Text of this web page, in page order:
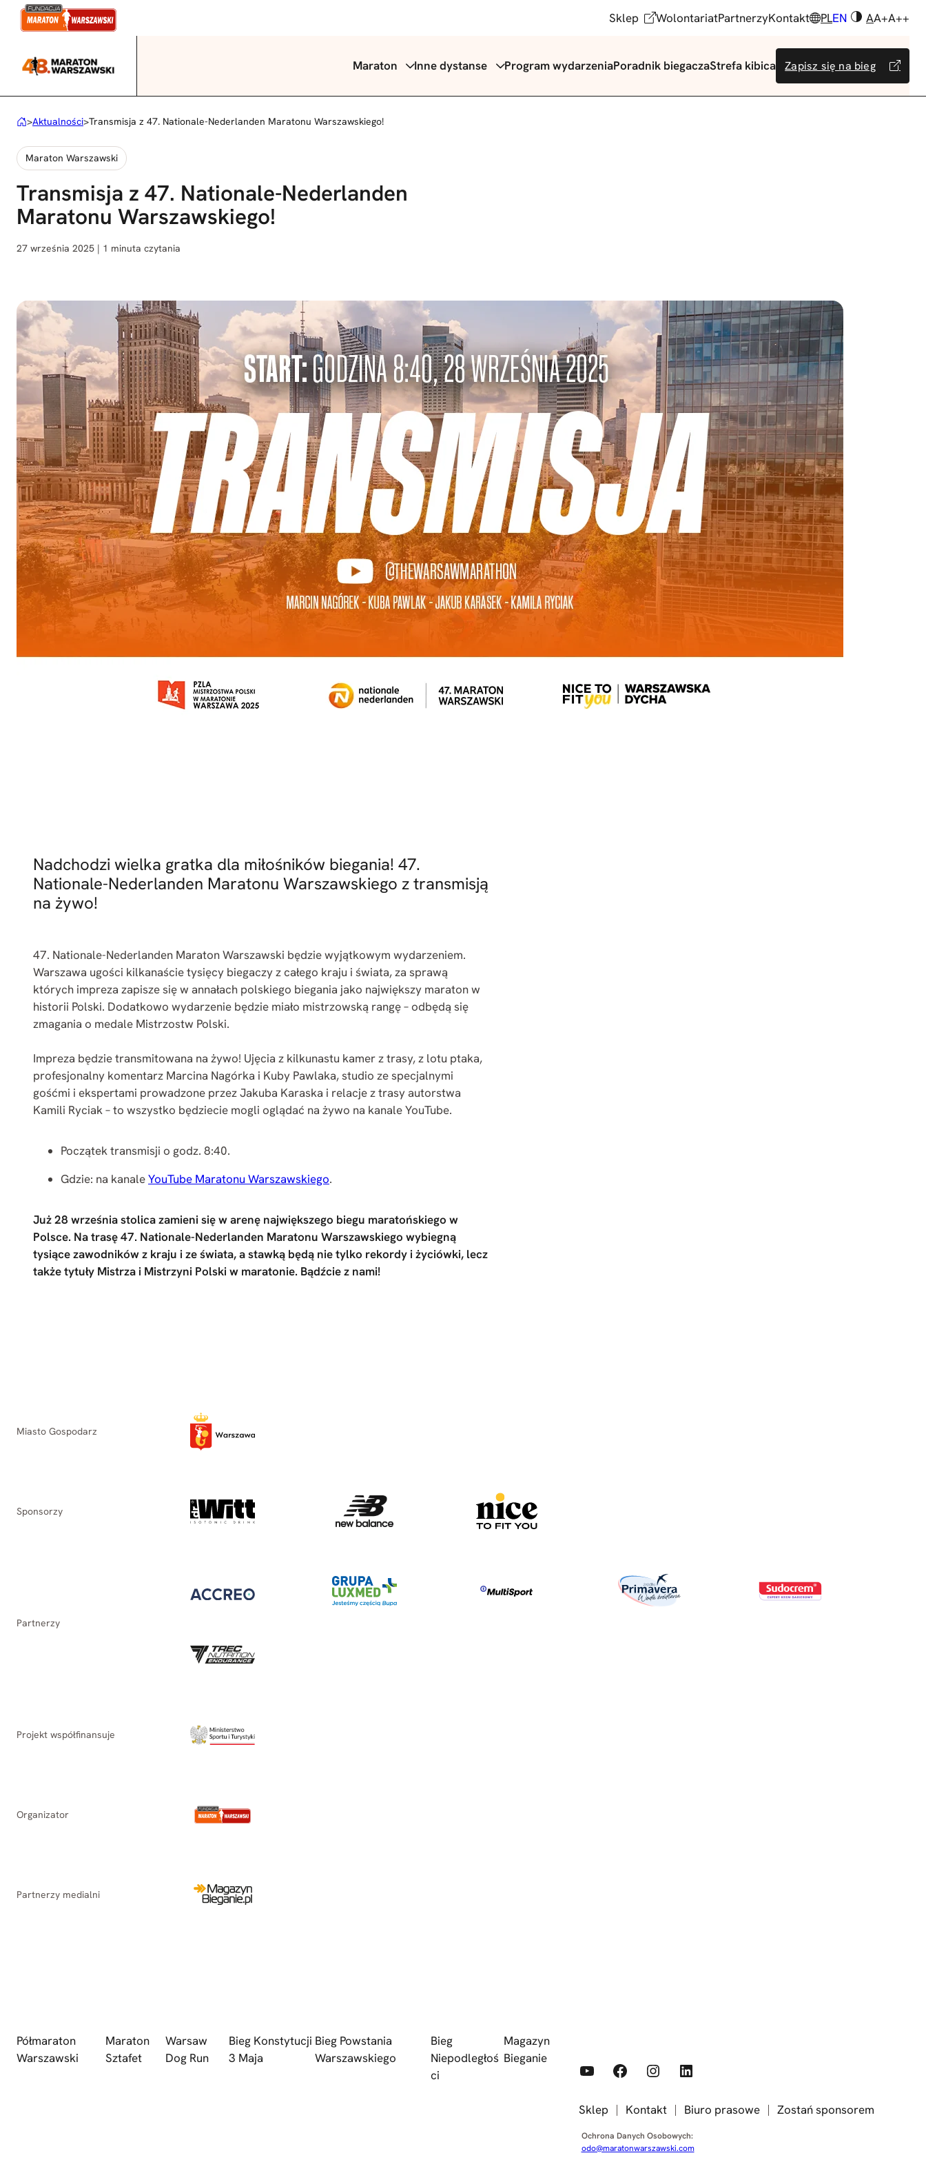
Przejdź
Sklep WolontariatPartnerzyKontakt PLEN AA+A++
Maraton Inne dystanse Program wydarzeniaPoradnik biegaczaStrefa kibica Zapisz się na bieg
>Aktualności>Transmisja z 47. Nationale-Nederlanden Maratonu Warszawskiego!
Maraton Warszawski
Transmisja z 47. Nationale-Nederlanden
Maratonu Warszawskiego!
27 września 2025 | 1 minuta czytania
Nadchodzi wielka gratka dla miłośników biegania! 47.
Nationale-Nederlanden Maratonu Warszawskiego z transmisją
na żywo!
47. Nationale-Nederlanden Maraton Warszawski będzie wyjątkowym wydarzeniem.
Warszawa ugości kilkanaście tysięcy biegaczy z całego kraju i świata, za sprawą
których impreza zapisze się w annałach polskiego biegania jako największy maraton w
historii Polski. Dodatkowo wydarzenie będzie miało mistrzowską rangę – odbędą się
zmagania o medale Mistrzostw Polski.
Impreza będzie transmitowana na żywo! Ujęcia z kilkunastu kamer z trasy, z lotu ptaka,
profesjonalny komentarz Marcina Nagórka i Kuby Pawlaka, studio ze specjalnymi
gośćmi i ekspertami prowadzone przez Jakuba Karaska i relacje z trasy autorstwa
Kamili Ryciak – to wszystko będziecie mogli oglądać na żywo na kanale YouTube.
Początek transmisji o godz. 8:40.
Gdzie: na kanaleYouTube Maratonu Warszawskiego.
Już 28 września stolica zamieni się w arenę największego biegu maratońskiego w
Polsce. Na trasę 47. Nationale-Nederlanden Maratonu Warszawskiego wybiegną
tysiące zawodników z kraju i ze świata, a stawką będą nie tylko rekordy i życiówki, lecz
także tytuły Mistrza i Mistrzyni Polski w maratonie. Bądźcie z nami!
Miasto Gospodarz
Sponsorzy
Partnerzy
Projekt współfinansuje
Organizator
Partnerzy medialni
Półmaraton
Warszawski
Maraton
Sztafet
Warsaw
Dog Run
Bieg Konstytucji
3 Maja
Bieg Powstania
Warszawskiego
Bieg
Niepodległoś
ci
Magazyn
Bieganie
YouTube Facebook Instagram LinkedIn
Sklep Kontakt Biuro prasowe Zostań sponsorem
Ochrona Danych Osobowych:
odo@maratonwarszawski.com